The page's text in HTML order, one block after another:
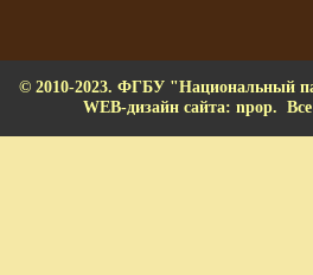
© 2010-2023. ФГБУ "Национальный
WEB-дизайн сайта: npop.